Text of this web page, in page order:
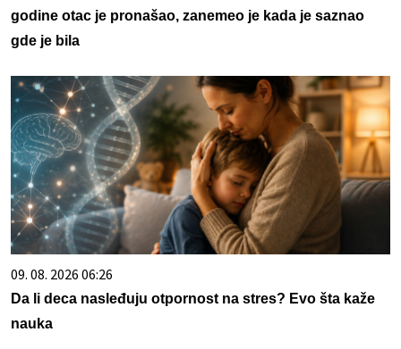
godine otac je pronašao, zanemeo je kada je saznao
gde je bila
09. 08. 2026 06:26
Da li deca nasleđuju otpornost na stres? Evo šta kaže
nauka